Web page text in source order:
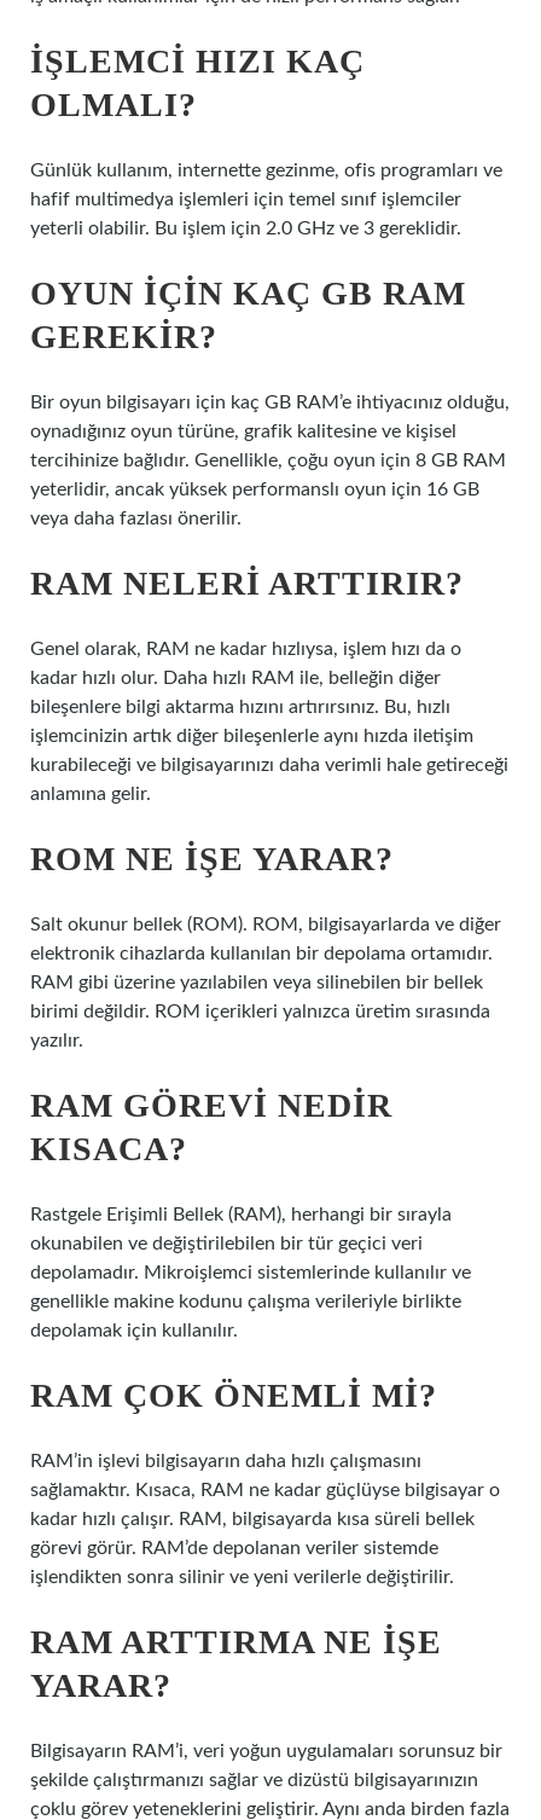
İŞLEMCI HIZI KAÇ
OLMALI?
Günlük kullanım, internette gezinme, ofis programları ve
hafif multimedya işlemleri için temel sınıf işlemciler
yeterli olabilir. Bu işlem için 2.0 GHz ve 3 gereklidir.
OYUN IÇIN KAÇ GB RAM
GEREKIR?
Bir oyun bilgisayarı için kaç GB RAM’e ihtiyacınız olduğu,
oynadığınız oyun türüne, grafik kalitesine ve kişisel
tercihinize bağlıdır. Genellikle, çoğu oyun için 8 GB RAM
yeterlidir, ancak yüksek performanslı oyun için 16 GB
veya daha fazlası önerilir.
RAM NELERI ARTTIRIR?
Genel olarak, RAM ne kadar hızlıysa, işlem hızı da o
kadar hızlı olur. Daha hızlı RAM ile, belleğin diğer
bileşenlere bilgi aktarma hızını artırırsınız. Bu, hızlı
işlemcinizin artık diğer bileşenlerle aynı hızda iletişim
kurabileceği ve bilgisayarınızı daha verimli hale getireceği
anlamına gelir.
ROM NE IŞE YARAR?
Salt okunur bellek (ROM). ROM, bilgisayarlarda ve diğer
elektronik cihazlarda kullanılan bir depolama ortamıdır.
RAM gibi üzerine yazılabilen veya silinebilen bir bellek
birimi değildir. ROM içerikleri yalnızca üretim sırasında
yazılır.
RAM GÖREVI NEDIR
KISACA?
Rastgele Erişimli Bellek (RAM), herhangi bir sırayla
okunabilen ve değiştirilebilen bir tür geçici veri
depolamadır. Mikroişlemci sistemlerinde kullanılır ve
genellikle makine kodunu çalışma verileriyle birlikte
depolamak için kullanılır.
RAM ÇOK ÖNEMLI MI?
RAM’in işlevi bilgisayarın daha hızlı çalışmasını
sağlamaktır. Kısaca, RAM ne kadar güçlüyse bilgisayar o
kadar hızlı çalışır. RAM, bilgisayarda kısa süreli bellek
görevi görür. RAM’de depolanan veriler sistemde
işlendikten sonra silinir ve yeni verilerle değiştirilir.
RAM ARTTIRMA NE IŞE
YARAR?
Bilgisayarın RAM’i, veri yoğun uygulamaları sorunsuz bir
şekilde çalıştırmanızı sağlar ve dizüstü bilgisayarınızın
çoklu görev yeteneklerini geliştirir. Aynı anda birden fazla